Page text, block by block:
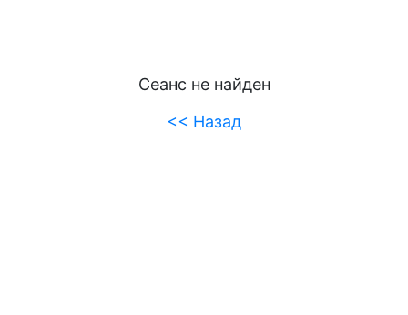
Сеанс не найден
<< Назад